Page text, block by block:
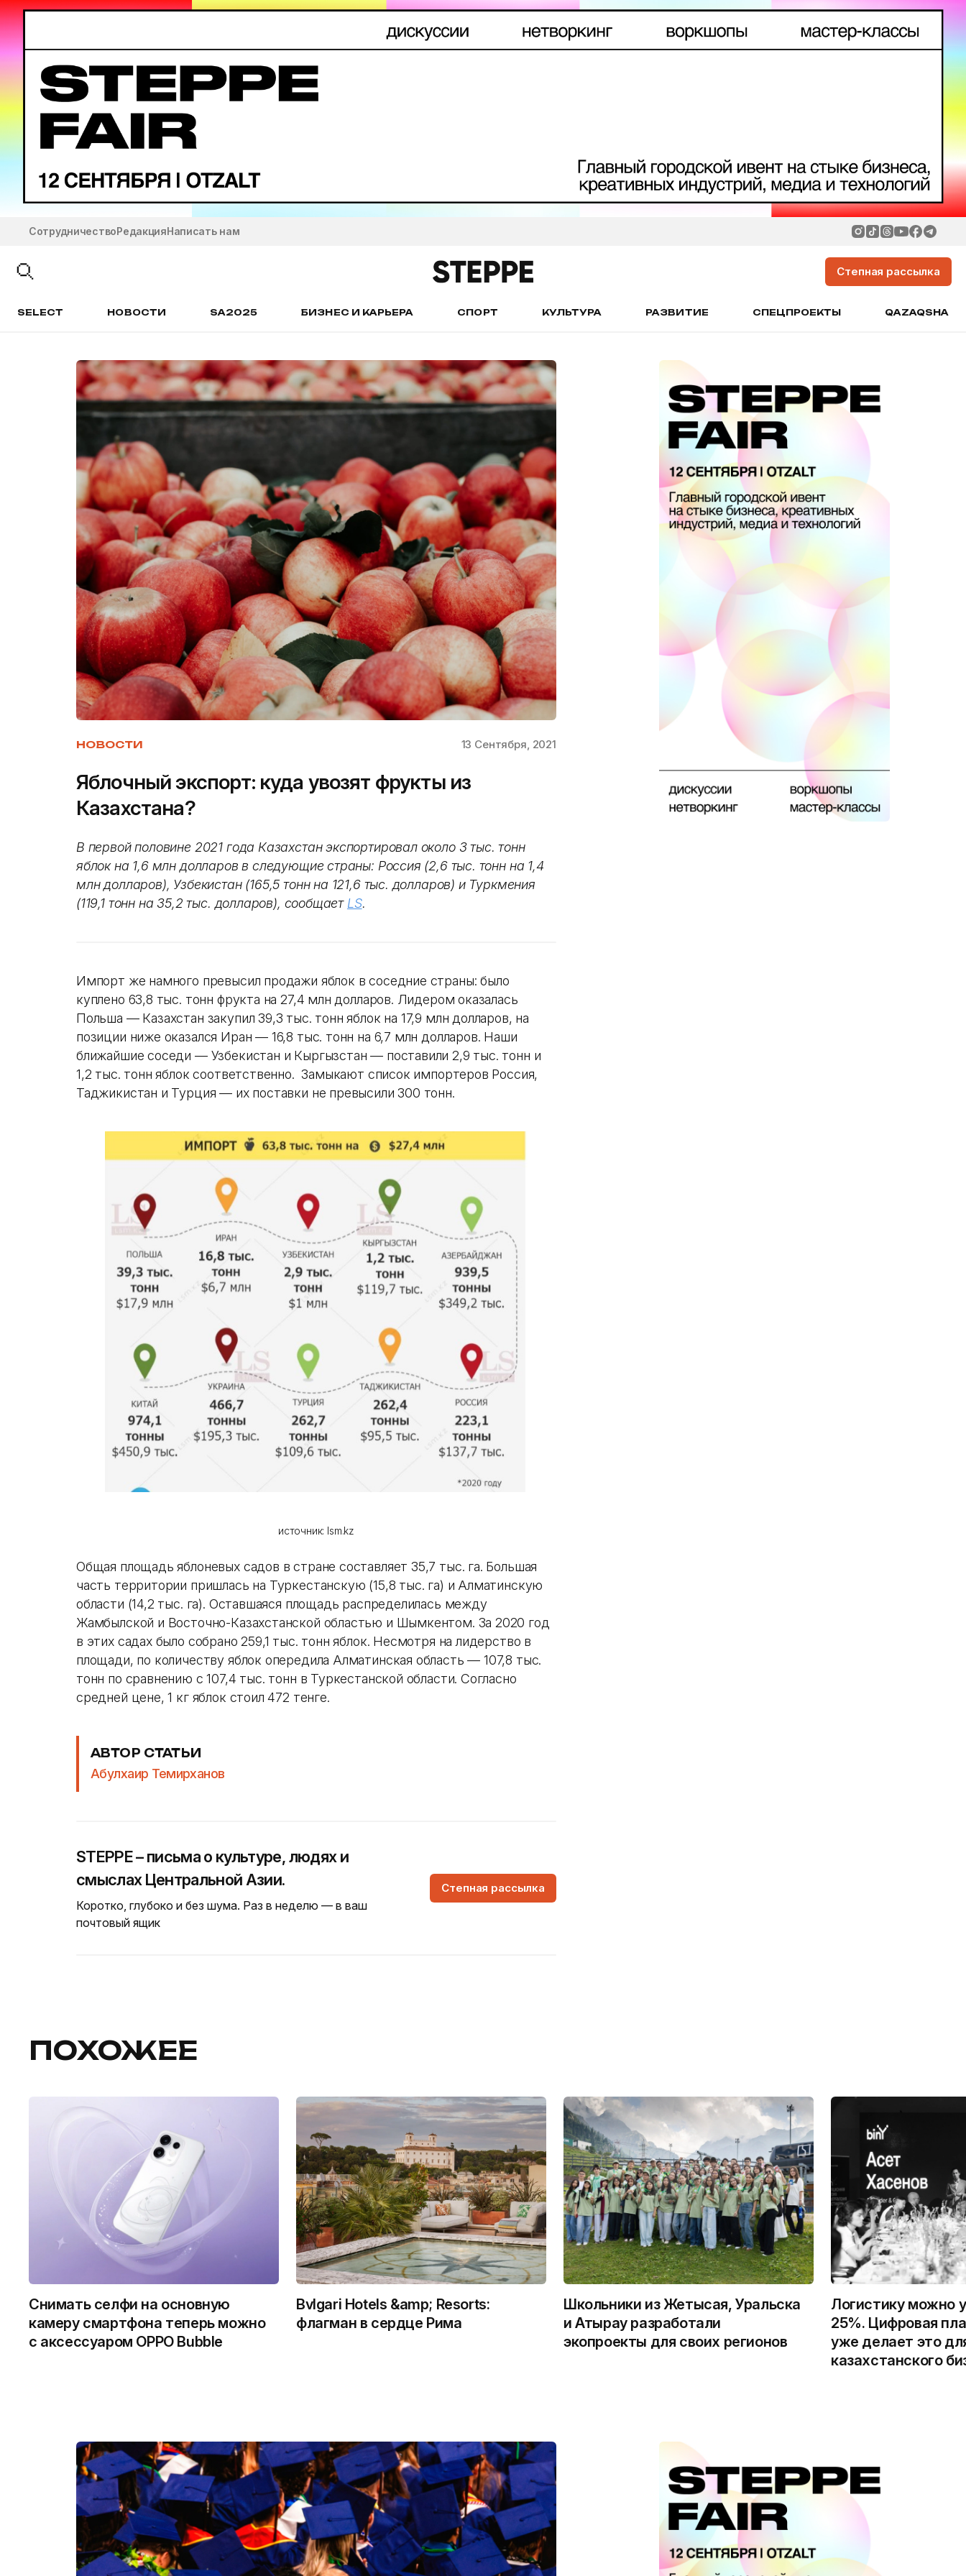
СотрудничествоРедакцияНаписать нам
Степная рассылка
SELECT НОВОСТИ SA2025 БИЗНЕС И КАРЬЕРА СПОРТ КУЛЬТУРА РАЗВИТИЕ СПЕЦПРОЕКТЫ QAZAQSHA
НОВОСТИ 13 Сентября, 2021
Яблочный экспорт: куда увозят фрукты из
Казахстана?
В первой половине 2021 года Казахстан экспортировал около 3 тыс. тонн
яблок на 1,6 млн долларов в следующие страны: Россия (2,6 тыс. тонн на 1,4
млн долларов), Узбекистан (165,5 тонн на 121,6 тыс. долларов) и Туркмения
(119,1 тонн на 35,2 тыс. долларов), сообщает LS.
Импорт же намного превысил продажи яблок в соседние страны: было
куплено 63,8 тыс. тонн фрукта на 27,4 млн долларов. Лидером оказалась
Польша — Казахстан закупил 39,3 тыс. тонн яблок на 17,9 млн долларов, на
позиции ниже оказался Иран — 16,8 тыс. тонн на 6,7 млн долларов. Наши
ближайшие соседи — Узбекистан и Кыргызстан — поставили 2,9 тыс. тонн и
1,2 тыс. тонн яблок соответственно. Замыкают список импортеров Россия,
Таджикистан и Турция — их поставки не превысили 300 тонн.
источник: lsm.kz
Общая площадь яблоневых садов в стране составляет 35,7 тыс. га. Большая
часть территории пришлась на Туркестанскую (15,8 тыс. га) и Алматинскую
области (14,2 тыс. га). Оставшаяся площадь распределилась между
Жамбылской и Восточно-Казахстанской областью и Шымкентом. За 2020 год
в этих садах было собрано 259,1 тыс. тонн яблок. Несмотря на лидерство в
площади, по количеству яблок опередила Алматинская область — 107,8 тыс.
тонн по сравнению с 107,4 тыс. тонн в Туркестанской области. Согласно
средней цене, 1 кг яблок стоил 472 тенге.
АВТОР СТАТЬИ
Абулхаир Темирханов
STEPPE – письма о культуре, людях и
смыслах Центральной Азии.
Коротко, глубоко и без шума. Раз в неделю — в ваш
почтовый ящик
Степная рассылка
ПОХОЖЕЕ
Снимать селфи на основную
камеру смартфона теперь можно
с аксессуаром OPPO Bubble
Bvlgari Hotels &amp; Resorts:
флагман в сердце Рима
Школьники из Жетысая, Уральска
и Атырау разработали
экопроекты для своих регионов
Логистику можно
25%. Цифровая
уже делает это
казахстанского